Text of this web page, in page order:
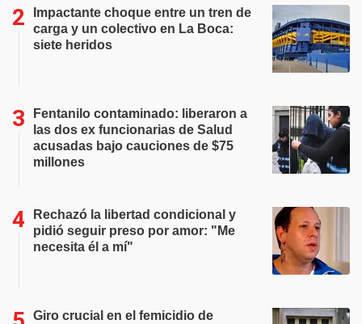
Impactante choque entre un tren de
carga y un colectivo en La Boca:
siete heridos
Fentanilo contaminado: liberaron a
las dos ex funcionarias de Salud
acusadas bajo cauciones de $75
millones
Rechazó la libertad condicional y
pidió seguir preso por amor: "Me
necesita él a mí"
Giro crucial en el femicidio de